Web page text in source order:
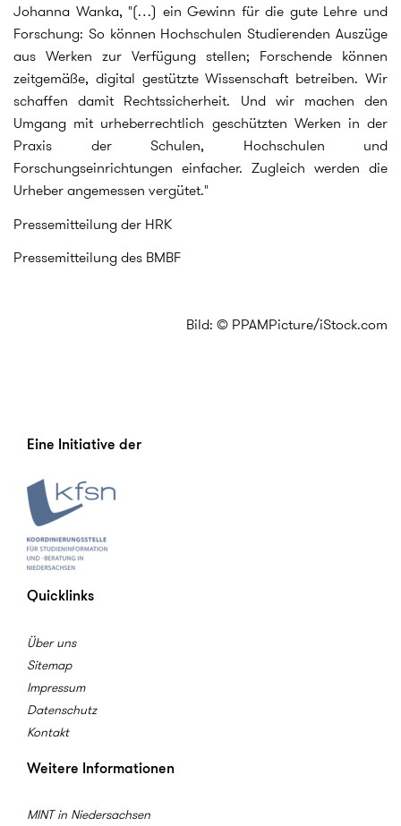
Johanna Wanka, "(…) ein Gewinn für die gute Lehre und
Forschung: So können Hochschulen Studierenden Auszüge
aus Werken zur Verfügung stellen; Forschende können
zeitgemäße, digital gestützte Wissenschaft betreiben. Wir
schaffen damit Rechtssicherheit. Und wir machen den
Umgang mit urheberrechtlich geschützten Werken in der
Praxis der Schulen, Hochschulen und
Forschungseinrichtungen einfacher. Zugleich werden die
Urheber angemessen vergütet."
Pressemitteilung der HRK
Pressemitteilung des BMBF
Bild: © PPAMPicture/iStock.com
Eine Initiative der
Quicklinks
Über uns
Sitemap
Impressum
Datenschutz
Kontakt
Weitere Informationen
MINT in Niedersachsen